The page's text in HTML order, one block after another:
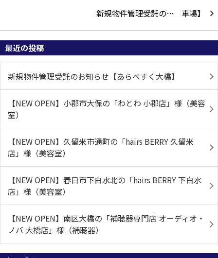
新規物件管理受託の…
最近の投稿
新規物件管理受託のお知らせ【あらべすく大橋】
【NEW OPEN】小郡市大保の「わとわ 小郡店」様（美容
室）
【NEW OPEN】久留米市通町の「hairs BERRY 久留米
店」様（美容室）
【NEW OPEN】春日市下白水北の「hairs BERRY 下白水
店」様（美容室）
【NEW OPEN】南区大橋の「補聴器専門店 オーディオ・
ノバ 大橋店」様（補聴器）